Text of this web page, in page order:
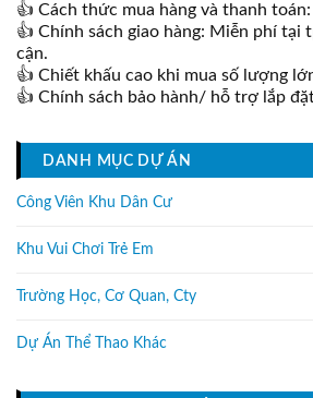
👍 Cách thức mua hàng và thanh
👍 Chính sách giao hàng: Miễn phí tại
cận.
👍 Chiết khấu cao khi mua số lượng
👍 Chính sách bảo hành/ hỗ trợ lắp
DANH MỤC DỰ ÁN
Công Viên Khu Dân Cư
Khu Vui Chơi Trẻ Em
Trường Học, Cơ Quan, Cty
Dự Án Thể Thao Khác